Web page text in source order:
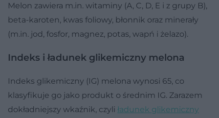
Melon zawiera m.in. witaminy (A, C, D, E i z grupy B),
beta-karoten, kwas foliowy, błonnik oraz minerały
(m.in. jod, fosfor, magnez, potas, wapń i żelazo).
Indeks i ładunek glikemiczny melona
Indeks glikemiczny (IG) melona wynosi 65, co
klasyfikuje go jako produkt o średnim IG. Zarazem
dokładniejszy wkaźnik, czyli ładunek glikemiczny